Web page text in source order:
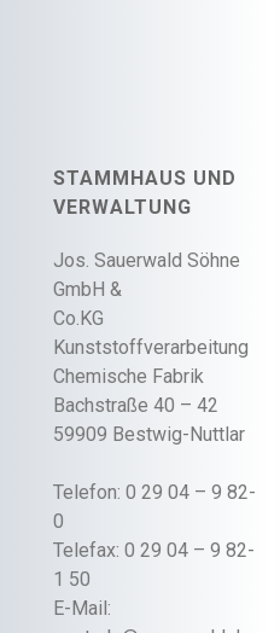
STAMMHAUS UND
VERWALTUNG
Jos. Sauerwald Söhne
GmbH &
Co.KG
Kunststoffverarbeitung
Chemische Fabrik
Bachstraße 40 – 42
59909 Bestwig-Nuttlar
Telefon: 0 29 04 – 9 82-
0
Telefax: 0 29 04 – 9 82-
1 50
E-Mail: